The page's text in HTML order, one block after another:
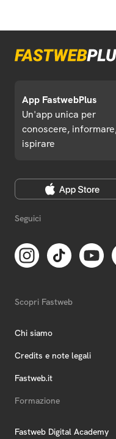
App FastwebPlus
Un'app unica per
conoscere,
ispirare
Seguici
Scopri Fastweb
Chi siamo
Credits e note legali
Fastweb.it
Formazione
Fastweb Digital Academy